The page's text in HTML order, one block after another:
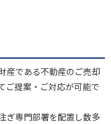
産である不動産のご売却
ご提案・ご対応が可能で
ぎ専門部署を配置し数多